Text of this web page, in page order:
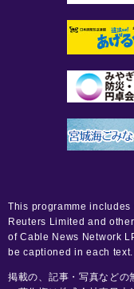
This programme
Reuters Limited and
of Cable News Network
be captioned in each
掲載の、記事・写真などの